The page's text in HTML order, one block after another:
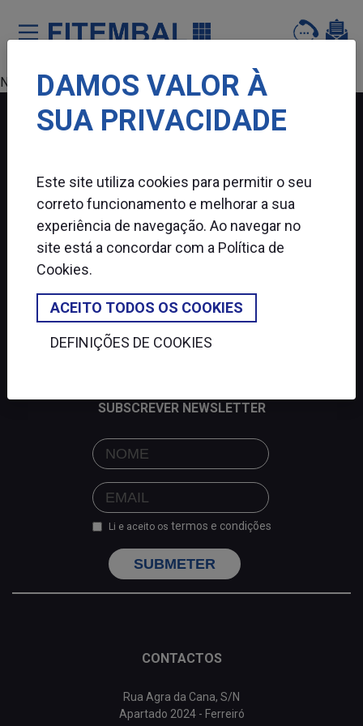
Saltar para o conteï¿½do principal da pï¿½gina
Nenhum produto encontrado.
SIGA-NOS
SUBSCREVER NEWSLETTER
Li e aceito os termos e condições
SUBMETER
CONTACTOS
Rua Agra da Cana, S/N
Apartado 2024 - Ferreiró
DAMOS VALOR À
SUA PRIVACIDADE
Este site utiliza cookies para permitir o seu
correto funcionamento e melhorar a sua
experiência de navegação. Ao navegar no
site está a concordar com a Política de
Cookies.
ACEITO TODOS OS COOKIES
DEFINIÇÕES DE COOKIES